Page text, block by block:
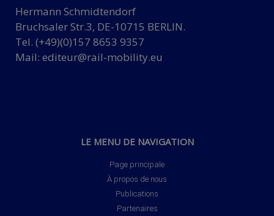
Hermann Schmidtendorf
Bruchsaler Str.3, DE-10715 BERLIN.
Tel. (+49)(0)157 8653 9357
Mail: editeur@rail-mobility.eu
LE MENU DE NAVIGATION
Page principale
À propos de nous
Publications
Partenaires